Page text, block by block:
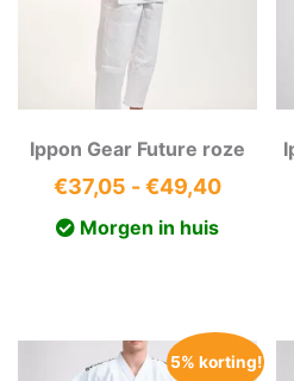
Ippon Gear Future roze
€37,05 -€49,40
Morgen in huis
5% korting!